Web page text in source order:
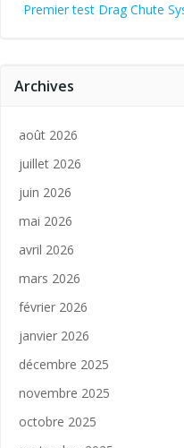
Premier test Drag Chute
Archives
août 2026
juillet 2026
juin 2026
mai 2026
avril 2026
mars 2026
février 2026
janvier 2026
décembre 2025
novembre 2025
octobre 2025